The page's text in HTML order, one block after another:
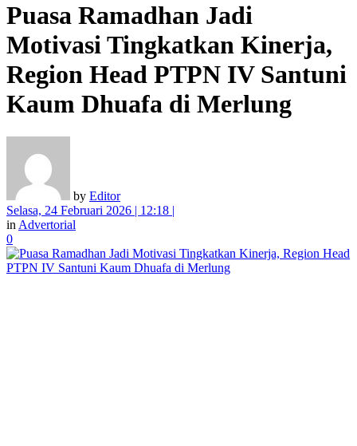
Puasa Ramadhan Jadi
Motivasi Tingkatkan Kinerja,
Region Head PTPN IV Santuni
Kaum Dhuafa di Merlung
by Editor
Selasa, 24 Februari 2026 | 12:18 |
in Advertorial
0